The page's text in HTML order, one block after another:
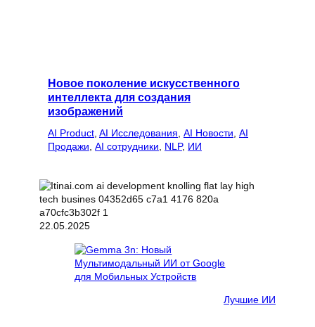
Новое поколение искусственного
интеллекта для создания
изображений
AI Product AI Исследования AI Новости AI
Продажи AI сотрудники NLP, ИИ
22.05.2025
Лучшие ИИ